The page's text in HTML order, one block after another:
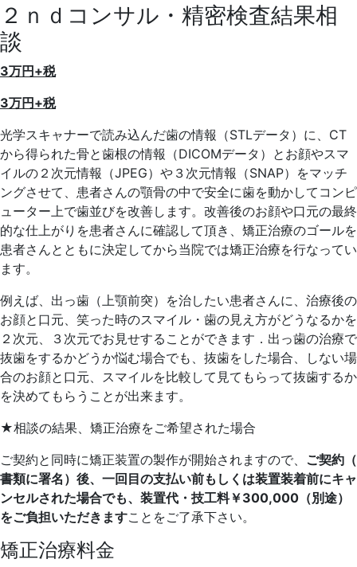
２ｎｄコンサル・精密検査結果相
談
3万円+税
3万円+税
光学スキャナーで読み込んだ歯の情報（STLデータ）に、 CT
から得られた骨と歯根の情報（DICOMデータ） とお顔やスマ
イルの２次元情報（JPEG）や３次元情報（SNAP）をマッチ
ングさせて、 患者さんの顎骨の中で安全に歯を動かしてコンピ
ューター上で歯並びを改善します。 改善後のお顔や口元の最終
的な仕上がりを患者さんに確認して頂き
矯正治療のゴールを
患者さんとともに決定してから当院では矯正治療を行なってい
ます。
例えば、出っ歯（上顎前突）を治したい患者さんに、 治療後の
お顔と口元、笑った時のスマイル・ 歯の見え方がどうなるかを
２次元、
３次元でお見せすることができます． 出っ歯の治療で
抜歯をするかどうか悩む場合でも、 抜歯をした場合、しない場
合のお顔と口元、 スマイルを比較して見てもらって抜歯するか
を決めてもらうことが出来ます。
★相談の結果、矯正治療をご希望された場合
ご契約と同時に矯正装置の製作が開始されますので、 ご契約（
書類に署名）後、 一回目の支払い前もしくは装置装着前にキャ
ンセルされた場合でも、装置代・技工料￥300,000（別途）
をご負担いただきますことをご了承下さい。
矯正治療料金